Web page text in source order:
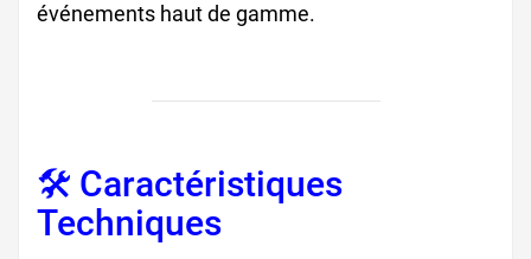
événements haut de gamme.
🛠️ Caractéristiques
Techniques